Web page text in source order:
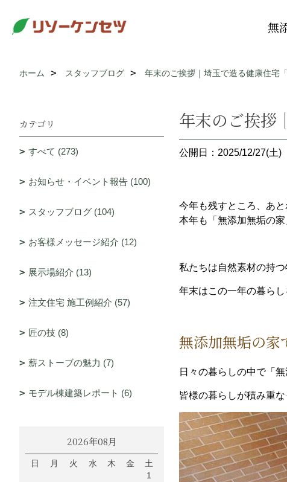
無
ホーム スタッフブログ 年末のご挨拶｜埼玉で造る健康住宅
年末のご挨拶
公開日：2025/12/27(土)
今年も残すところ、あと
本年も「無添加無垢の
私たちは自然素材の持つ
年末はこの一年の暮ら
無添加無垢の家
日々の暮らしの中で「
皆様の暮らしが積み重
カテゴリ
すべて (273)
お知らせ・イベント報告 (100)
スタッフブログ (104)
お客様メッセージ紹介 (12)
展示場紹介 (13)
注文住宅 施工例紹介 (57)
匠の技 (8)
薪ストーブの魅力 (7)
モデル棟建築レポート (6)
2026年08月
日 月 火 水 木 金
土
1